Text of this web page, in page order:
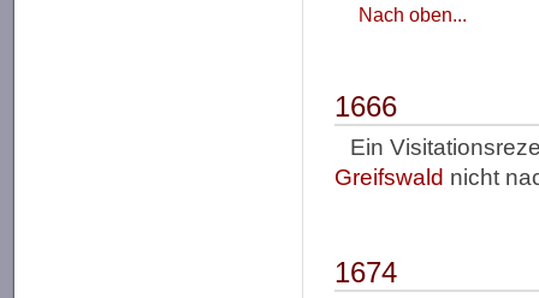
Nach oben...
1666
Ein
Greifswald nicht
1674